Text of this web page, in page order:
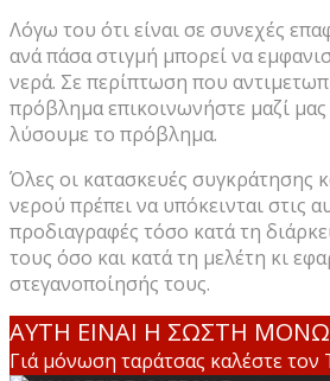
Λόγω του ότι είναι σε συνεχές
ανά πάσα στιγμή μπορεί να
νερά. Σε περίπτωση που
πρόβλημα επικοινωνήστε μαζί
λύσουμε το πρόβλημα.
Όλες οι κατασκευές συγκράτησης
νερού πρέπει να υπόκεινται στις
προδιαγραφές τόσο κατά τη
τους όσο και κατά τη μελέτη κι
στεγανοποίησής τους.
ΑΥTΗ ΕΙΝΑΙ Η ΣΩΣΤΗ
Γιά μόνωση ταράτσας καλέστε τον